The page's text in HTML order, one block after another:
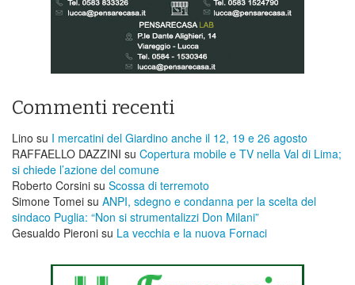
Commenti recenti
Lino su I mercatini del Giardino anche il 12, 19 e 26 agosto
RAFFAELLO DAZZINI su ​Copertura mobile e TV nella Val di Lima;
si chiede l’azione del comune
Roberto Corsini su Scossa di terremoto
Simone Tomei su ANPI, sdegno e condanna per la scelta del
sindaco Puglia: “Non si strumentalizzi Don Milani”
Gesualdo Pieroni su La vecchia e la nuova Fornaci